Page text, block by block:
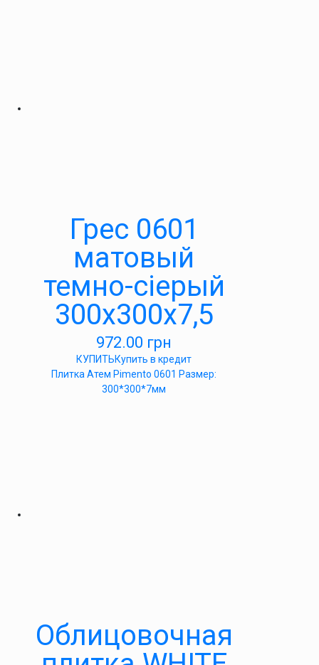
Грес 0601
матовый
темно-сіерый
300х300х7,5
972.00 грн
КУПИТЬКупить в кредит
Плитка Атем Pimento 0601 Размер:
300*300*7мм
Облицовочная